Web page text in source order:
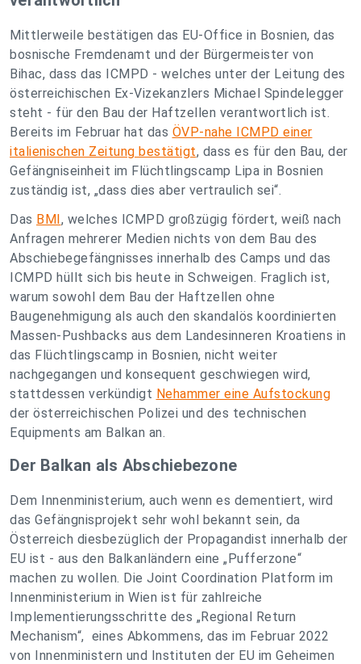
Mittlerweile bestätigen das EU-Office in Bosnien, das
bosnische Fremdenamt und der Bürgermeister von
Bihac, dass das ICMPD - welches unter der Leitung des
österreichischen Ex-Vizekanzlers Michael Spindelegger
steht - für den Bau der Haftzellen verantwortlich ist.
Bereits im Februar hat das ÖVP-nahe ICMPD einer
italienischen Zeitung bestätigt, dass es für den Bau, der
Gefängniseinheit im Flüchtlingscamp Lipa in Bosnien
zuständig ist, „dass dies aber vertraulich sei“.
Das BMI, welches ICMPD großzügig fördert, weiß nach
Anfragen mehrerer Medien nichts von dem Bau des
Abschiebegefängnisses innerhalb des Camps und das
ICMPD hüllt sich bis heute in Schweigen. Fraglich ist,
warum sowohl dem Bau der Haftzellen ohne
Baugenehmigung als auch den skandalös koordinierten
Massen-Pushbacks aus dem Landesinneren Kroatiens in
das Flüchtlingscamp in Bosnien, nicht weiter
nachgegangen und konsequent geschwiegen wird,
stattdessen verkündigt Nehammer eine Aufstockung
der österreichischen Polizei und des technischen
Equipments am Balkan an.
Der Balkan als Abschiebezone
Dem Innenministerium, auch wenn es dementiert, wird
das Gefängnisprojekt sehr wohl bekannt sein, da
Österreich diesbezüglich der Propagandist innerhalb der
EU ist - aus den Balkanländern eine „Pufferzone“
machen zu wollen. Die Joint Coordination Platform im
Innenministerium in Wien ist für zahlreiche
Implementierungsschritte des „Regional Return
Mechanism“, eines Abkommens, das im Februar 2022
von Innenministern und Instituten der EU im Geheimen